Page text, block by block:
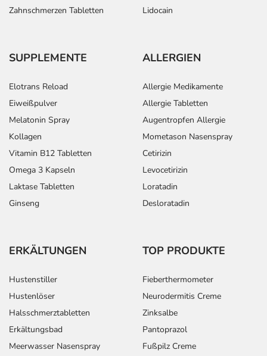
Zahnschmerzen Tabletten
Lidocain
SUPPLEMENTE
Elotrans Reload
Eiweißpulver
Melatonin Spray
Kollagen
Vitamin B12 Tabletten
Omega 3 Kapseln
Laktase Tabletten
Ginseng
ALLERGIEN
Allergie Medikamente
Allergie Tabletten
Augentropfen Allergie
Mometason Nasenspray
Cetirizin
Levocetirizin
Loratadin
Desloratadin
ERKÄLTUNGEN
Hustenstiller
Hustenlöser
Halsschmerztabletten
Erkältungsbad
Meerwasser Nasenspray
TOP PRODUKTE
Fieberthermometer
Neurodermitis Creme
Zinksalbe
Pantoprazol
Fußpilz Creme